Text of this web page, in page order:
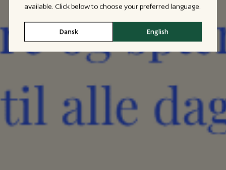
available. Click below to choose your preferred language.
Dansk English